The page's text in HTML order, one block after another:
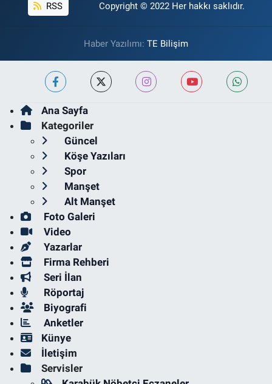
RSS Copyright © 2022 Her hakkı saklıdır.
Haber Yazılımı: TE Bilişim
Ana Sayfa
Kategoriler
Güncel
Köşe Yazıları
Spor
Manşet
Alt Manşet
Foto Galeri
Video
Yazarlar
Firma Rehberi
Seri İlan
Röportaj
Biyografi
Anketler
Künye
İletişim
Servisler